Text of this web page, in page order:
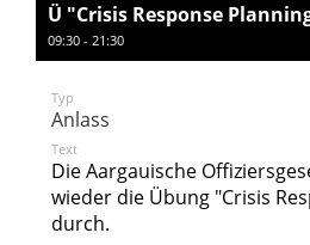
Ü "Crisis Response
09:30 - 21:30
Typ
Anlass
Text
Die Aargauische
wieder die Übung "Crisis
durch.